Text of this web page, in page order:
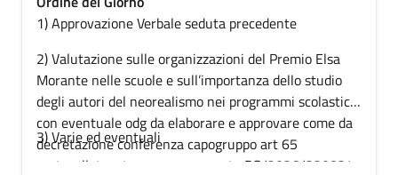
1) Approvazione Verbale seduta precedente
2) Valutazione sulle organizzazioni del Premio Elsa
Morante nelle scuole e sull’importanza dello studio
degli autori del neorealismo nei programmi scolastici
con eventuale odg da elaborare e approvare come da
decretazione conferenza capogruppo art 65
protocollata e trasmessa con nota PG/2026/330834
3) Varie ed eventuali